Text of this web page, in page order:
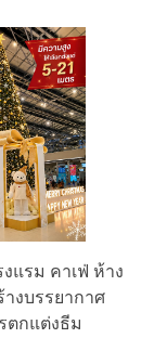
แรม คาเฟ่ ห้าง
งบรรยากาศ
ตกแต่งธีม